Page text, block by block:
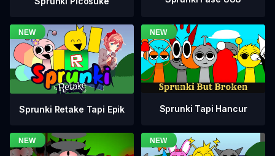
Sprunki Retake Tapi Epik Sprunki Tapi Hancur